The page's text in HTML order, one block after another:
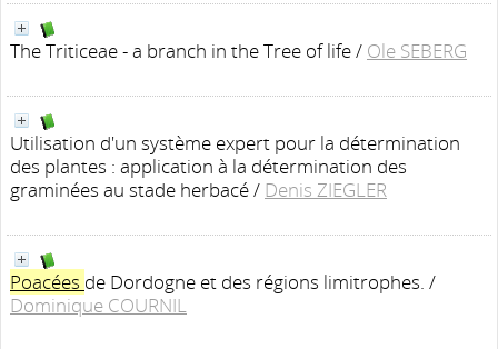
The Triticeae - a branch in the Tree of life/ Ole SEBERG
Utilisation d'un système expert pour la détermination
des plantes : application à la détermination des
graminées au stade herbacé/ Denis ZIEGLER
Poacées de Dordogne et des régions limitrophes. /
Dominique COURNIL